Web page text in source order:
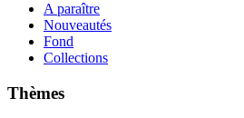
A paraître
Nouveautés
Fond
Collections
Thèmes